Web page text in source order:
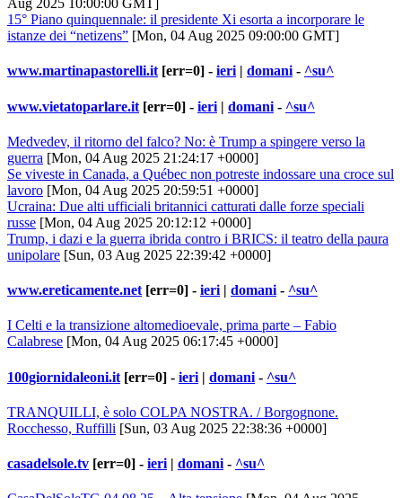
Aug 2025 10:00:00 GMT]
15° Piano quinquennale: il presidente Xi esorta a incorporare le
istanze dei “netizens” [Mon, 04 Aug 2025 09:00:00 GMT]
www.martinapastorelli.it [err=0] - ieri | domani - ^su^
www.vietatoparlare.it [err=0] - ieri | domani - ^su^
Medvedev, il ritorno del falco? No: è Trump a spingere verso la
guerra [Mon, 04 Aug 2025 21:24:17 +0000]
Se viveste in Canada, a Québec non potreste indossare una croce sul
lavoro [Mon, 04 Aug 2025 20:59:51 +0000]
Ucraina: Due alti ufficiali britannici catturati dalle forze speciali
russe [Mon, 04 Aug 2025 20:12:12 +0000]
Trump, i dazi e la guerra ibrida contro i BRICS: il teatro della paura
unipolare [Sun, 03 Aug 2025 22:39:42 +0000]
www.ereticamente.net [err=0] - ieri | domani - ^su^
I Celti e la transizione altomedioevale, prima parte – Fabio
Calabrese [Mon, 04 Aug 2025 06:17:45 +0000]
100giornidaleoni.it [err=0] - ieri | domani - ^su^
TRANQUILLI, è solo COLPA NOSTRA. / Borgognone.
Rocchesso, Ruffilli [Sun, 03 Aug 2025 22:38:36 +0000]
casadelsole.tv [err=0] - ieri | domani - ^su^